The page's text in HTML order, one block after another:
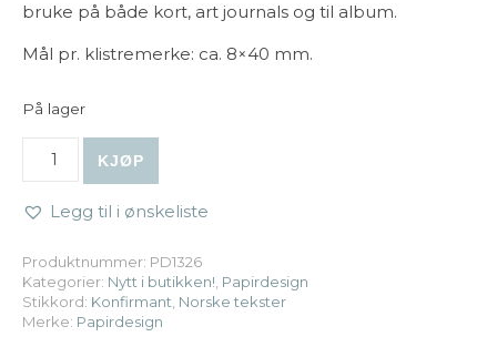
bruke på både kort, art journals og til album.
Mål pr. klistremerke: ca. 8×40 mm.
På lager
KJØP
Legg til i ønskeliste
Produktnummer: PD1326
Kategorier: Nytt i butikken! Papirdesign
Stikkord: Konfirmant Norske tekster
Merke: Papirdesign